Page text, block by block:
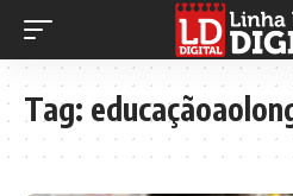
Tag: